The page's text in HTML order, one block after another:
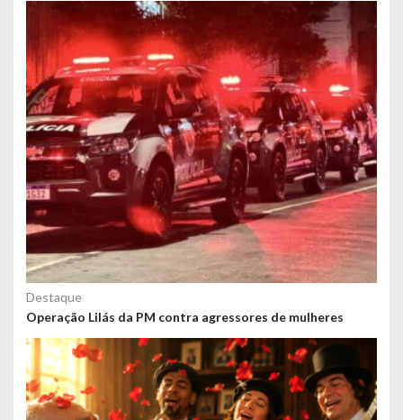
Destaque
Operação Lilás da PM contra agressores de mulheres